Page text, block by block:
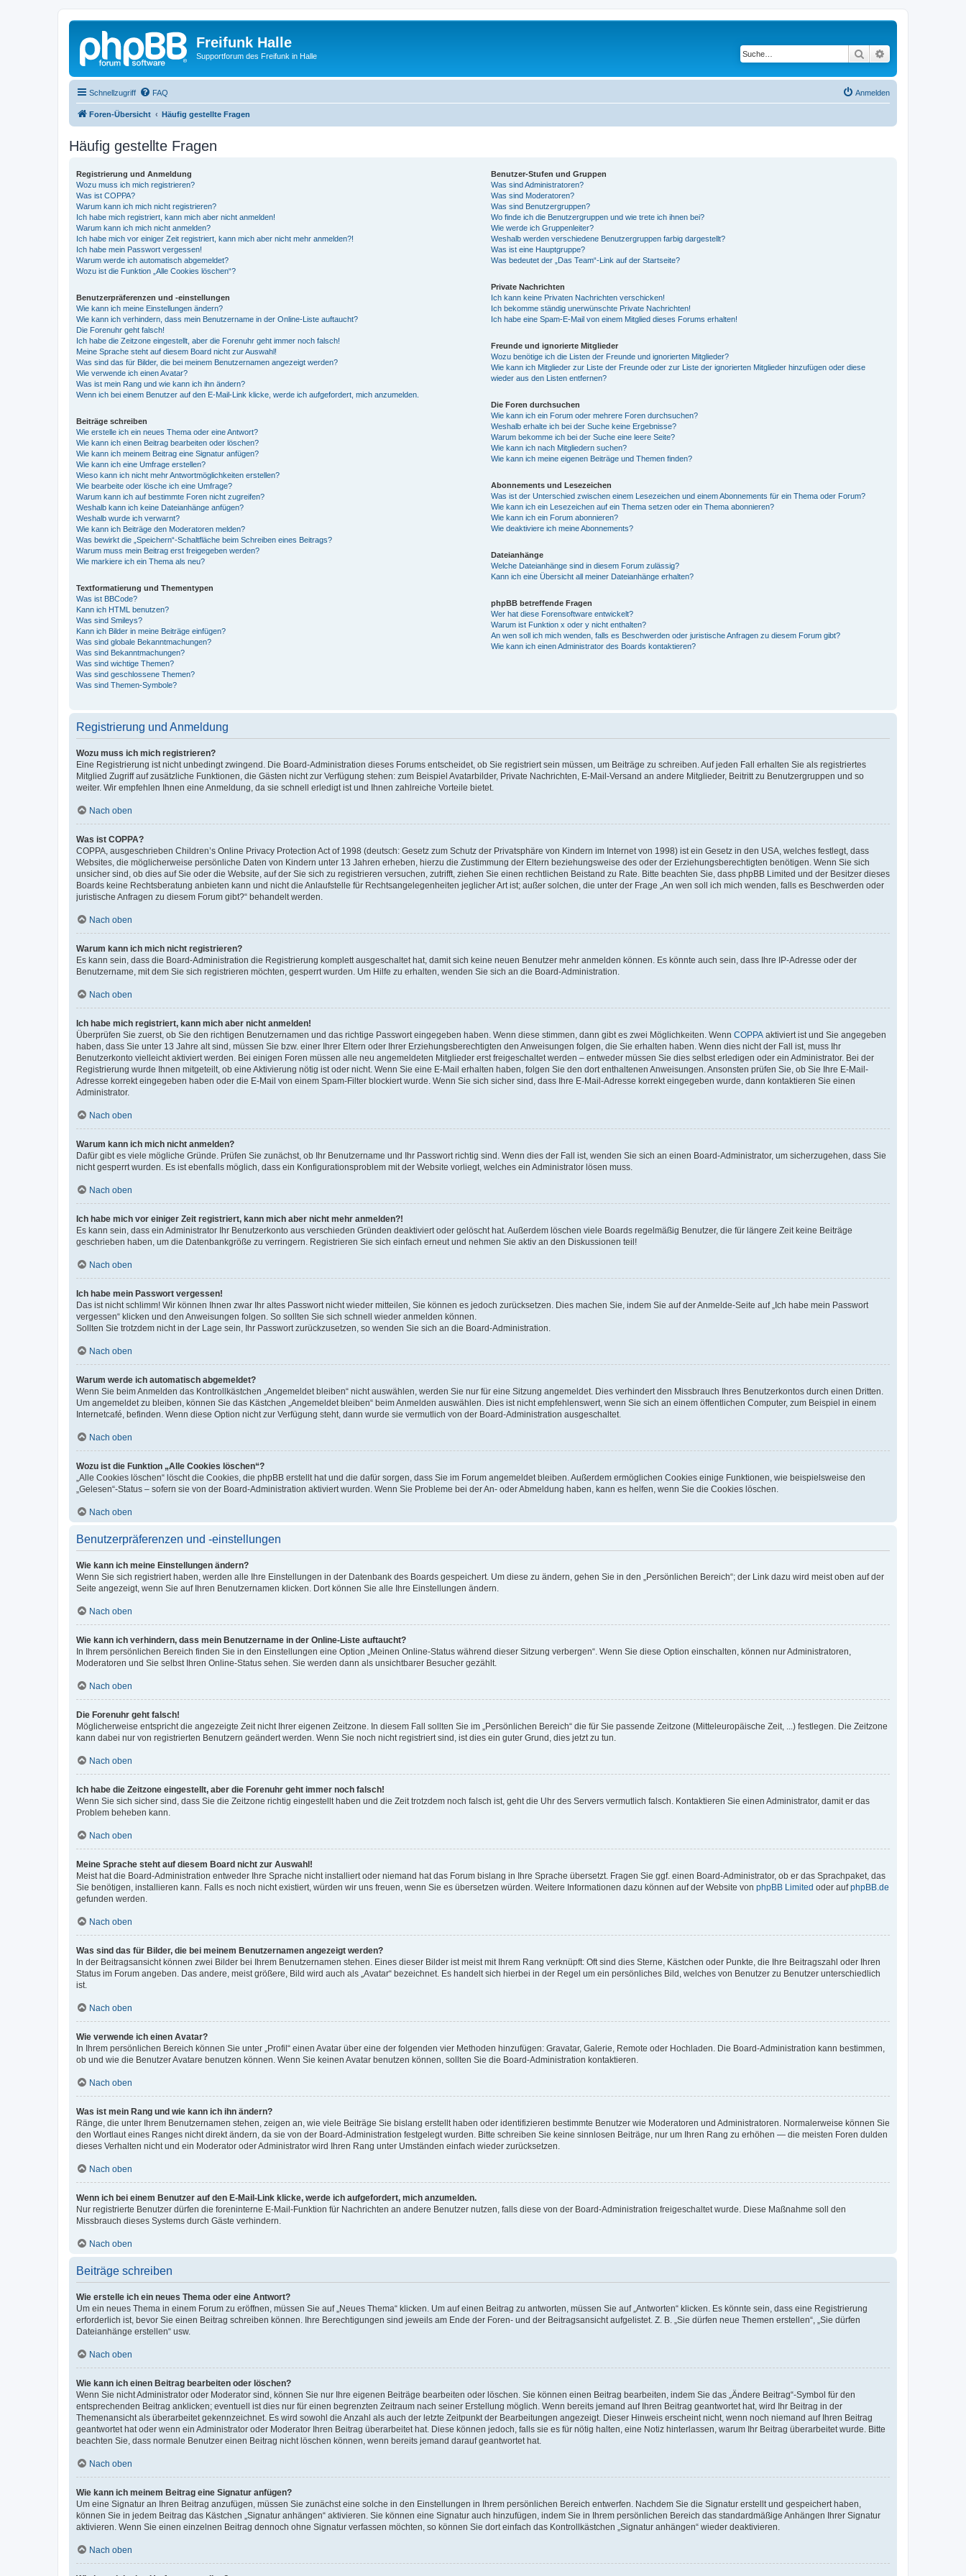
Freifunk Halle
Supportforum des Freifunk in Halle Suche
Schnellzugriff FAQ Anmelden
Foren-Übersicht Häufig gestellte Fragen
Häufig gestellte Fragen
Registrierung und Anmeldung
Wozu muss ich mich registrieren?
Was ist COPPA?
Warum kann ich mich nicht registrieren?
Ich habe mich registriert, kann mich aber nicht anmelden!
Warum kann ich mich nicht anmelden?
Ich habe mich vor einiger Zeit registriert, kann mich aber nicht mehr anmelden?!
Ich habe mein Passwort vergessen!
Warum werde ich automatisch abgemeldet?
Wozu ist die Funktion „Alle Cookies löschen“?
Benutzerpräferenzen und -einstellungen
Wie kann ich meine Einstellungen ändern?
Wie kann ich verhindern, dass mein Benutzername in der Online-Liste auftaucht?
Die Forenuhr geht falsch!
Ich habe die Zeitzone eingestellt, aber die Forenuhr geht immer noch falsch!
Meine Sprache steht auf diesem Board nicht zur Auswahl!
Was sind das für Bilder, die bei meinem Benutzernamen angezeigt werden?
Wie verwende ich einen Avatar?
Was ist mein Rang und wie kann ich ihn ändern?
Wenn ich bei einem Benutzer auf den E-Mail-Link klicke, werde ich aufgefordert, mich anzumelden.
Beiträge schreiben
Wie erstelle ich ein neues Thema oder eine Antwort?
Wie kann ich einen Beitrag bearbeiten oder löschen?
Wie kann ich meinem Beitrag eine Signatur anfügen?
Wie kann ich eine Umfrage erstellen?
Wieso kann ich nicht mehr Antwortmöglichkeiten erstellen?
Wie bearbeite oder lösche ich eine Umfrage?
Warum kann ich auf bestimmte Foren nicht zugreifen?
Weshalb kann ich keine Dateianhänge anfügen?
Weshalb wurde ich verwarnt?
Wie kann ich Beiträge den Moderatoren melden?
Was bewirkt die „Speichern“-Schaltfläche beim Schreiben eines Beitrags?
Warum muss mein Beitrag erst freigegeben werden?
Wie markiere ich ein Thema als neu?
Textformatierung und Thementypen
Was ist BBCode?
Kann ich HTML benutzen?
Was sind Smileys?
Kann ich Bilder in meine Beiträge einfügen?
Was sind globale Bekanntmachungen?
Was sind Bekanntmachungen?
Was sind wichtige Themen?
Was sind geschlossene Themen?
Was sind Themen-Symbole?
Benutzer-Stufen und Gruppen
Was sind Administratoren?
Was sind Moderatoren?
Was sind Benutzergruppen?
Wo finde ich die Benutzergruppen und wie trete ich ihnen bei?
Wie werde ich Gruppenleiter?
Weshalb werden verschiedene Benutzergruppen farbig dargestellt?
Was ist eine Hauptgruppe?
Was bedeutet der „Das Team“-Link auf der Startseite?
Private Nachrichten
Ich kann keine Privaten Nachrichten verschicken!
Ich bekomme ständig unerwünschte Private Nachrichten!
Ich habe eine Spam-E-Mail von einem Mitglied dieses Forums erhalten!
Freunde und ignorierte Mitglieder
Wozu benötige ich die Listen der Freunde und ignorierten Mitglieder?
Wie kann ich Mitglieder zur Liste der Freunde oder zur Liste der ignorierten Mitglieder hinzufügen oder diese
wieder aus den Listen entfernen?
Die Foren durchsuchen
Wie kann ich ein Forum oder mehrere Foren durchsuchen?
Weshalb erhalte ich bei der Suche keine Ergebnisse?
Warum bekomme ich bei der Suche eine leere Seite?
Wie kann ich nach Mitgliedern suchen?
Wie kann ich meine eigenen Beiträge und Themen finden?
Abonnements und Lesezeichen
Was ist der Unterschied zwischen einem Lesezeichen und einem Abonnements für ein Thema oder Forum?
Wie kann ich ein Lesezeichen auf ein Thema setzen oder ein Thema abonnieren?
Wie kann ich ein Forum abonnieren?
Wie deaktiviere ich meine Abonnements?
Dateianhänge
Welche Dateianhänge sind in diesem Forum zulässig?
Kann ich eine Übersicht all meiner Dateianhänge erhalten?
phpBB betreffende Fragen
Wer hat diese Forensoftware entwickelt?
Warum ist Funktion x oder y nicht enthalten?
An wen soll ich mich wenden, falls es Beschwerden oder juristische Anfragen zu diesem Forum gibt?
Wie kann ich einen Administrator des Boards kontaktieren?
Registrierung und Anmeldung
Wozu muss ich mich registrieren?
Eine Registrierung ist nicht unbedingt zwingend. Die Board-Administration dieses Forums entscheidet, ob Sie registriert sein müssen, um Beiträge zu schreiben. Auf jeden Fall erhalten Sie als registriertes
Mitglied Zugriff auf zusätzliche Funktionen, die Gästen nicht zur Verfügung stehen: zum Beispiel Avatarbilder, Private Nachrichten, E-Mail-Versand an andere Mitglieder, Beitritt zu Benutzergruppen und so
weiter. Wir empfehlen Ihnen eine Anmeldung, da sie schnell erledigt ist und Ihnen zahlreiche Vorteile bietet.
Nach oben
Was ist COPPA?
COPPA, ausgeschrieben Children’s Online Privacy Protection Act of 1998 (deutsch: Gesetz zum Schutz der Privatsphäre von Kindern im Internet von 1998) ist ein Gesetz in den USA, welches festlegt, dass
Websites, die möglicherweise persönliche Daten von Kindern unter 13 Jahren erheben, hierzu die Zustimmung der Eltern beziehungsweise des oder der Erziehungsberechtigten benötigen. Wenn Sie sich
unsicher sind, ob dies auf Sie oder die Website, auf der Sie sich zu registrieren versuchen, zutrifft, ziehen Sie einen rechtlichen Beistand zu Rate. Bitte beachten Sie, dass phpBB Limited und der Besitzer dieses
Boards keine Rechtsberatung anbieten kann und nicht die Anlaufstelle für Rechtsangelegenheiten jeglicher Art ist; außer solchen, die unter der Frage „An wen soll ich mich wenden, falls es Beschwerden oder
juristische Anfragen zu diesem Forum gibt?“ behandelt werden.
Nach oben
Warum kann ich mich nicht registrieren?
Es kann sein, dass die Board-Administration die Registrierung komplett ausgeschaltet hat, damit sich keine neuen Benutzer mehr anmelden können. Es könnte auch sein, dass Ihre IP-Adresse oder der
Benutzername, mit dem Sie sich registrieren möchten, gesperrt wurden. Um Hilfe zu erhalten, wenden Sie sich an die Board-Administration.
Nach oben
Ich habe mich registriert, kann mich aber nicht anmelden!
Überprüfen Sie zuerst, ob Sie den richtigen Benutzernamen und das richtige Passwort eingegeben haben. Wenn diese stimmen, dann gibt es zwei Möglichkeiten. Wenn COPPA aktiviert ist und Sie angegeben
haben, dass Sie unter 13 Jahre alt sind, müssen Sie bzw. einer Ihrer Eltern oder Ihrer Erziehungsberechtigten den Anweisungen folgen, die Sie erhalten haben. Wenn dies nicht der Fall ist, muss Ihr
Benutzerkonto vielleicht aktiviert werden. Bei einigen Foren müssen alle neu angemeldeten Mitglieder erst freigeschaltet werden – entweder müssen Sie dies selbst erledigen oder ein Administrator. Bei der
Registrierung wurde Ihnen mitgeteilt, ob eine Aktivierung nötig ist oder nicht. Wenn Sie eine E-Mail erhalten haben, folgen Sie den dort enthaltenen Anweisungen. Ansonsten prüfen Sie, ob Sie Ihre E-Mail-
Adresse korrekt eingegeben haben oder die E-Mail von einem Spam-Filter blockiert wurde. Wenn Sie sich sicher sind, dass Ihre E-Mail-Adresse korrekt eingegeben wurde, dann kontaktieren Sie einen
Administrator.
Nach oben
Warum kann ich mich nicht anmelden?
Dafür gibt es viele mögliche Gründe. Prüfen Sie zunächst, ob Ihr Benutzername und Ihr Passwort richtig sind. Wenn dies der Fall ist, wenden Sie sich an einen Board-Administrator, um sicherzugehen, dass Sie
nicht gesperrt wurden. Es ist ebenfalls möglich, dass ein Konfigurationsproblem mit der Website vorliegt, welches ein Administrator lösen muss.
Nach oben
Ich habe mich vor einiger Zeit registriert, kann mich aber nicht mehr anmelden?!
Es kann sein, dass ein Administrator Ihr Benutzerkonto aus verschieden Gründen deaktiviert oder gelöscht hat. Außerdem löschen viele Boards regelmäßig Benutzer, die für längere Zeit keine Beiträge
geschrieben haben, um die Datenbankgröße zu verringern. Registrieren Sie sich einfach erneut und nehmen Sie aktiv an den Diskussionen teil!
Nach oben
Ich habe mein Passwort vergessen!
Das ist nicht schlimm! Wir können Ihnen zwar Ihr altes Passwort nicht wieder mitteilen, Sie können es jedoch zurücksetzen. Dies machen Sie, indem Sie auf der Anmelde-Seite auf „Ich habe mein Passwort
vergessen“ klicken und den Anweisungen folgen. So sollten Sie sich schnell wieder anmelden können.
Sollten Sie trotzdem nicht in der Lage sein, Ihr Passwort zurückzusetzen, so wenden Sie sich an die Board-Administration.
Nach oben
Warum werde ich automatisch abgemeldet?
Wenn Sie beim Anmelden das Kontrollkästchen „Angemeldet bleiben“ nicht auswählen, werden Sie nur für eine Sitzung angemeldet. Dies verhindert den Missbrauch Ihres Benutzerkontos durch einen Dritten.
Um angemeldet zu bleiben, können Sie das Kästchen „Angemeldet bleiben“ beim Anmelden auswählen. Dies ist nicht empfehlenswert, wenn Sie sich an einem öffentlichen Computer, zum Beispiel in einem
Internetcafé, befinden. Wenn diese Option nicht zur Verfügung steht, dann wurde sie vermutlich von der Board-Administration ausgeschaltet.
Nach oben
Wozu ist die Funktion „Alle Cookies löschen“?
„Alle Cookies löschen“ löscht die Cookies, die phpBB erstellt hat und die dafür sorgen, dass Sie im Forum angemeldet bleiben. Außerdem ermöglichen Cookies einige Funktionen, wie beispielsweise den
„Gelesen“-Status – sofern sie von der Board-Administration aktiviert wurden. Wenn Sie Probleme bei der An- oder Abmeldung haben, kann es helfen, wenn Sie die Cookies löschen.
Nach oben
Benutzerpräferenzen und -einstellungen
Wie kann ich meine Einstellungen ändern?
Wenn Sie sich registriert haben, werden alle Ihre Einstellungen in der Datenbank des Boards gespeichert. Um diese zu ändern, gehen Sie in den „Persönlichen Bereich“; der Link dazu wird meist oben auf der
Seite angezeigt, wenn Sie auf Ihren Benutzernamen klicken. Dort können Sie alle Ihre Einstellungen ändern.
Nach oben
Wie kann ich verhindern, dass mein Benutzername in der Online-Liste auftaucht?
In Ihrem persönlichen Bereich finden Sie in den Einstellungen eine Option „Meinen Online-Status während dieser Sitzung verbergen“. Wenn Sie diese Option einschalten, können nur Administratoren,
Moderatoren und Sie selbst Ihren Online-Status sehen. Sie werden dann als unsichtbarer Besucher gezählt.
Nach oben
Die Forenuhr geht falsch!
Möglicherweise entspricht die angezeigte Zeit nicht Ihrer eigenen Zeitzone. In diesem Fall sollten Sie im „Persönlichen Bereich“ die für Sie passende Zeitzone (Mitteleuropäische Zeit, ...) festlegen. Die Zeitzone
kann dabei nur von registrierten Benutzern geändert werden. Wenn Sie noch nicht registriert sind, ist dies ein guter Grund, dies jetzt zu tun.
Nach oben
Ich habe die Zeitzone eingestellt, aber die Forenuhr geht immer noch falsch!
Wenn Sie sich sicher sind, dass Sie die Zeitzone richtig eingestellt haben und die Zeit trotzdem noch falsch ist, geht die Uhr des Servers vermutlich falsch. Kontaktieren Sie einen Administrator, damit er das
Problem beheben kann.
Nach oben
Meine Sprache steht auf diesem Board nicht zur Auswahl!
Meist hat die Board-Administration entweder Ihre Sprache nicht installiert oder niemand hat das Forum bislang in Ihre Sprache übersetzt. Fragen Sie ggf. einen Board-Administrator, ob er das Sprachpaket, das
Sie benötigen, installieren kann. Falls es noch nicht existiert, würden wir uns freuen, wenn Sie es übersetzen würden. Weitere Informationen dazu können auf der Website von phpBB Limited oder aufphpBB.de
gefunden werden.
Nach oben
Was sind das für Bilder, die bei meinem Benutzernamen angezeigt werden?
In der Beitragsansicht können zwei Bilder bei Ihrem Benutzernamen stehen. Eines dieser Bilder ist meist mit Ihrem Rang verknüpft: Oft sind dies Sterne, Kästchen oder Punkte, die Ihre Beitragszahl oder Ihren
Status im Forum angeben. Das andere, meist größere, Bild wird auch als „Avatar“ bezeichnet. Es handelt sich hierbei in der Regel um ein persönliches Bild, welches von Benutzer zu Benutzer unterschiedlich
ist.
Nach oben
Wie verwende ich einen Avatar?
In Ihrem persönlichen Bereich können Sie unter „Profil“ einen Avatar über eine der folgenden vier Methoden hinzufügen: Gravatar, Galerie, Remote oder Hochladen. Die Board-Administration kann bestimmen,
ob und wie die Benutzer Avatare benutzen können. Wenn Sie keinen Avatar benutzen können, sollten Sie die Board-Administration kontaktieren.
Nach oben
Was ist mein Rang und wie kann ich ihn ändern?
Ränge, die unter Ihrem Benutzernamen stehen, zeigen an, wie viele Beiträge Sie bislang erstellt haben oder identifizieren bestimmte Benutzer wie Moderatoren und Administratoren. Normalerweise können Sie
den Wortlaut eines Ranges nicht direkt ändern, da sie von der Board-Administration festgelegt wurden. Bitte schreiben Sie keine sinnlosen Beiträge, nur um Ihren Rang zu erhöhen — die meisten Foren dulden
dieses Verhalten nicht und ein Moderator oder Administrator wird Ihren Rang unter Umständen einfach wieder zurücksetzen.
Nach oben
Wenn ich bei einem Benutzer auf den E-Mail-Link klicke, werde ich aufgefordert, mich anzumelden.
Nur registrierte Benutzer dürfen die foreninterne E-Mail-Funktion für Nachrichten an andere Benutzer nutzen, falls diese von der Board-Administration freigeschaltet wurde. Diese Maßnahme soll den
Missbrauch dieses Systems durch Gäste verhindern.
Nach oben
Beiträge schreiben
Wie erstelle ich ein neues Thema oder eine Antwort?
Um ein neues Thema in einem Forum zu eröffnen, müssen Sie auf „Neues Thema“ klicken. Um auf einen Beitrag zu antworten, müssen Sie auf „Antworten“ klicken. Es könnte sein, dass eine Registrierung
erforderlich ist, bevor Sie einen Beitrag schreiben können. Ihre Berechtigungen sind jeweils am Ende der Foren- und der Beitragsansicht aufgelistet. Z. B. „Sie dürfen neue Themen erstellen“, „Sie dürfen
Dateianhänge erstellen“ usw.
Nach oben
Wie kann ich einen Beitrag bearbeiten oder löschen?
Wenn Sie nicht Administrator oder Moderator sind, können Sie nur Ihre eigenen Beiträge bearbeiten oder löschen. Sie können einen Beitrag bearbeiten, indem Sie das „Ändere Beitrag“-Symbol für den
entsprechenden Beitrag anklicken; eventuell ist dies nur für einen begrenzten Zeitraum nach seiner Erstellung möglich. Wenn bereits jemand auf Ihren Beitrag geantwortet hat, wird Ihr Beitrag in der
Themenansicht als überarbeitet gekennzeichnet. Es wird sowohl die Anzahl als auch der letzte Zeitpunkt der Bearbeitungen angezeigt. Dieser Hinweis erscheint nicht, wenn noch niemand auf Ihren Beitrag
geantwortet hat oder wenn ein Administrator oder Moderator Ihren Beitrag überarbeitet hat. Diese können jedoch, falls sie es für nötig halten, eine Notiz hinterlassen, warum Ihr Beitrag überarbeitet wurde. Bitte
beachten Sie, dass normale Benutzer einen Beitrag nicht löschen können, wenn bereits jemand darauf geantwortet hat.
Nach oben
Wie kann ich meinem Beitrag eine Signatur anfügen?
Um eine Signatur an Ihren Beitrag anzufügen, müssen Sie zunächst eine solche in den Einstellungen in Ihrem persönlichen Bereich entwerfen. Nachdem Sie die Signatur erstellt und gespeichert haben,
können Sie in jedem Beitrag das Kästchen „Signatur anhängen“ aktivieren. Sie können eine Signatur auch hinzufügen, indem Sie in Ihrem persönlichen Bereich das standardmäßige Anhängen Ihrer Signatur
aktivieren. Wenn Sie einen einzelnen Beitrag dennoch ohne Signatur verfassen möchten, so können Sie dort einfach das Kontrollkästchen „Signatur anhängen“ wieder deaktivieren.
Nach oben